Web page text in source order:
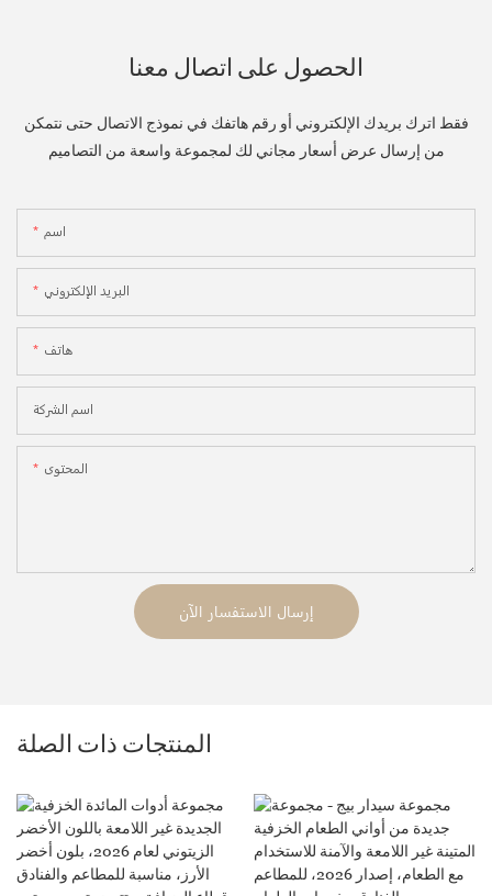
الحصول على اتصال معنا
فقط اترك بريدك الإلكتروني أو رقم هاتفك في نموذج الاتصال حتى نتمكن
من إرسال عرض أسعار مجاني لك لمجموعة واسعة من التصاميم
اسم
البريد الإلكتروني
هاتف
اسم الشركة
المحتوى
إرسال الاستفسار الآن
المنتجات ذات الصلة